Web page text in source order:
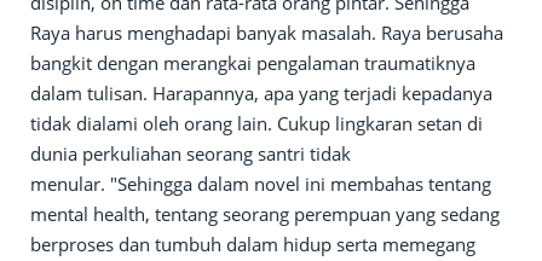
Raya harus menghadapi banyak masalah. Raya berusaha
bangkit dengan merangkai pengalaman traumatiknya
dalam tulisan. Harapannya, apa yang terjadi kepadanya
tidak dialami oleh orang lain. Cukup lingkaran setan di
dunia perkuliahan seorang santri tidak
menular. "Sehingga dalam novel ini membahas tentang
mental health, tentang seorang perempuan yang sedang
berproses dan tumbuh dalam hidup serta memegang